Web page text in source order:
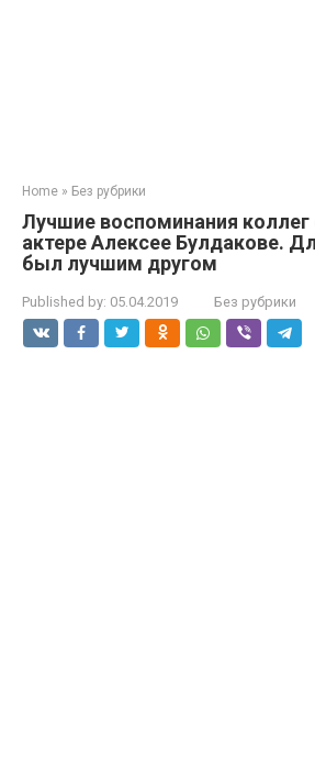
Home » Без рубрики
Лучшие воспоминания
актере Алексее Булдакове.
был лучшим другом
Published by: 05.04.2019 Без рубрики